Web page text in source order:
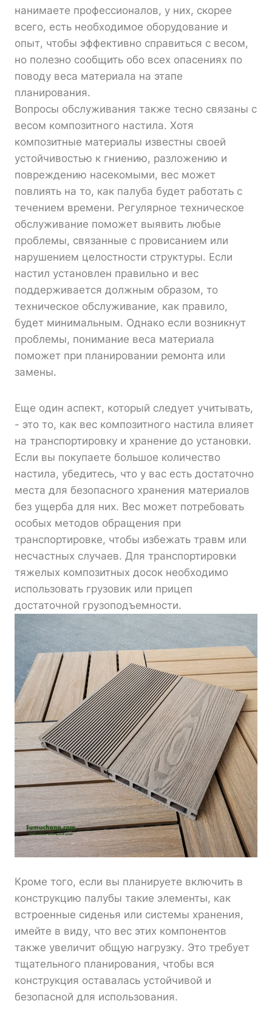
нанимаете профессионалов, у них, скорее
всего, есть необходимое оборудование и
опыт, чтобы эффективно справиться с весом,
но полезно сообщить обо всех опасениях по
поводу веса материала на этапе
планирования.
Вопросы обслуживания также тесно связаны с
весом композитного настила. Хотя
композитные материалы известны своей
устойчивостью к гниению, разложению и
повреждению насекомыми, вес может
повлиять на то, как палуба будет работать с
течением времени. Регулярное техническое
обслуживание поможет выявить любые
проблемы, связанные с провисанием или
нарушением целостности структуры. Если
настил установлен правильно и вес
поддерживается должным образом, то
техническое обслуживание, как правило,
будет минимальным. Однако если возникнут
проблемы, понимание веса материала
поможет при планировании ремонта или
замены.
Еще один аспект, который следует учитывать,
- это то, как вес композитного настила влияет
на транспортировку и хранение до установки.
Если вы покупаете большое количество
настила, убедитесь, что у вас есть достаточно
места для безопасного хранения материалов
без ущерба для них. Вес может потребовать
особых методов обращения при
транспортировке, чтобы избежать травм или
несчастных случаев. Для транспортировки
тяжелых композитных досок необходимо
использовать грузовик или прицеп
достаточной грузоподъемности.
Кроме того, если вы планируете включить в
конструкцию палубы такие элементы, как
встроенные сиденья или системы хранения,
имейте в виду, что вес этих компонентов
также увеличит общую нагрузку. Это требует
тщательного планирования, чтобы вся
конструкция оставалась устойчивой и
безопасной для использования.